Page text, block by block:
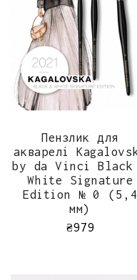
Пензлик для
акварелі
by da Vinci Black
White Signature
Edition № 0 (5,4
мм)
₴979